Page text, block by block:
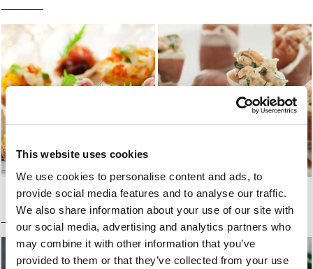
This website uses cookies
We use cookies to personalise content and ads, to
provide social media features and to analyse our traffic.
We also share information about your use of our site with
our social media, advertising and analytics partners who
may combine it with other information that you’ve
provided to them or that they’ve collected from your use
Finger Food, le ricette per
una festa golosa
Finger food: 5 ricette chic
per tutti i giorni